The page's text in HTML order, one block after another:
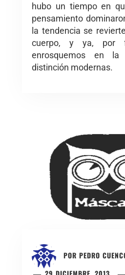
hubo un tiempo en
pensamiento
la tendencia se
cuerpo, y ya, por
enrosquemos en
distinción modernas.
POR PEDRO